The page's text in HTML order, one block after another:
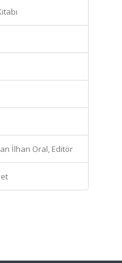
İlhan Oral, Editör